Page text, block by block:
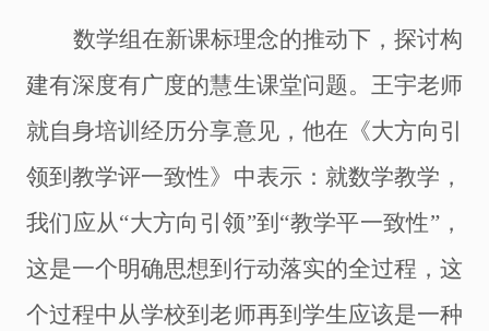
数学组在新课标理念的推动下，探讨构
建有深度有广度的慧生课堂问题。王宇老师
就自身培训经历分享意见，他在《大方向引
领到教学评一致性》中表示：就数学教学，
我们应从“大方向引领”到“教学平一致性”，
这是一个明确思想到行动落实的全过程，这
个过程中从学校到老师再到学生应该是一种